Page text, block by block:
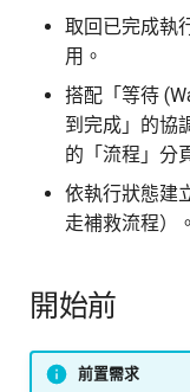
三種工作流程執行
下一步
分割器
載入器
連結器
搜尋引擎
資料集
儲存庫
取回已完成執
用。
搭配「等待
到完成」的協
的「流程」分
依執行狀態建
走補救流程）。
開始前
前置需求